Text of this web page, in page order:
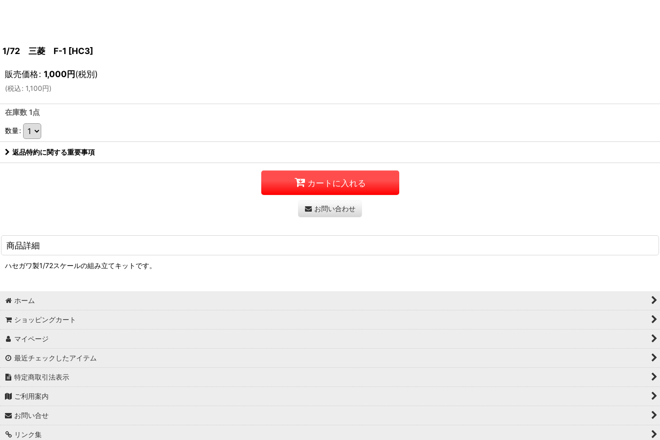
1/72 三菱 F-1 [HC3]
販売価格: 1,000円(税別)
(税込: 1,100円)
在庫数 1点
数量:
返品特約に関する重要事項
カートに入れる
お問い合わせ
商品詳細
ハセガワ製1/72スケールの組み立てキットです。
ホーム
ショッピングカート
マイページ
最近チェックしたアイテム
特定商取引法表示
ご利用案内
お問い合せ
リンク集